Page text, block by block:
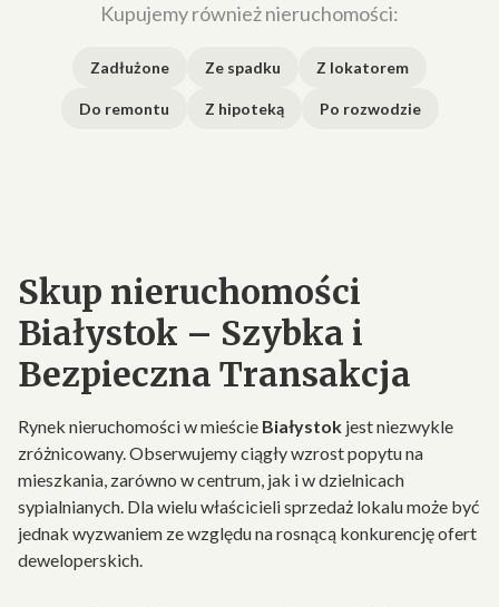
Kupujemy również nieruchomości:
Zadłużone Ze spadku Z lokatorem
Do remontu Z hipoteką Po rozwodzie
Skup nieruchomości
Białystok – Szybka i
Bezpieczna Transakcja
Rynek nieruchomości w mieście Białystok jest niezwykle
zróżnicowany. Obserwujemy ciągły wzrost popytu na
mieszkania, zarówno w centrum, jak i w dzielnicach
sypialnianych. Dla wielu właścicieli sprzedaż lokalu może być
jednak wyzwaniem ze względu na rosnącą konkurencję ofert
deweloperskich.